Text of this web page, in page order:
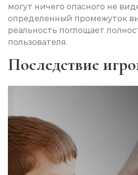
могут ничего опасного не
определенный промежуток
реальность поглощает
пользователя.
Последствие